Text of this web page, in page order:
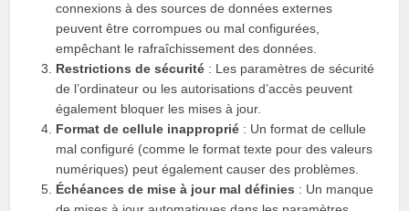
connexions à des sources de données externes
peuvent être corrompues ou mal configurées,
empêchant le rafraîchissement des données.
Restrictions de sécurité : Les paramètres de sécurité
de l’ordinateur ou les autorisations d’accès peuvent
également bloquer les mises à jour.
Format de cellule inapproprié : Un format de cellule
mal configuré (comme le format texte pour des valeurs
numériques) peut également causer des problèmes.
Échéances de mise à jour mal définies : Un manque